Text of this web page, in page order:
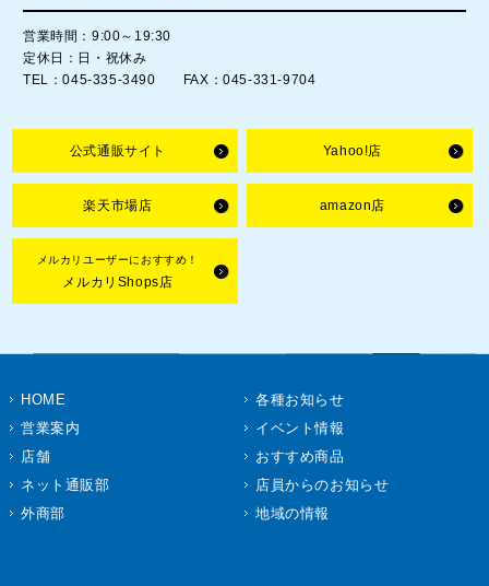
営業時間：9:00～19:30
定休日：日・祝休み
TEL：045-335-3490 FAX：045-331-9704
公式通販サイト Yahoo!店
楽天市場店 amazon店
メルカリユーザーにおすすめ！
メルカリShops店
HOME
営業案内
店舗
ネット通販部
外商部
各種お知らせ
イベント情報
おすすめ商品
店員からのお知らせ
地域の情報